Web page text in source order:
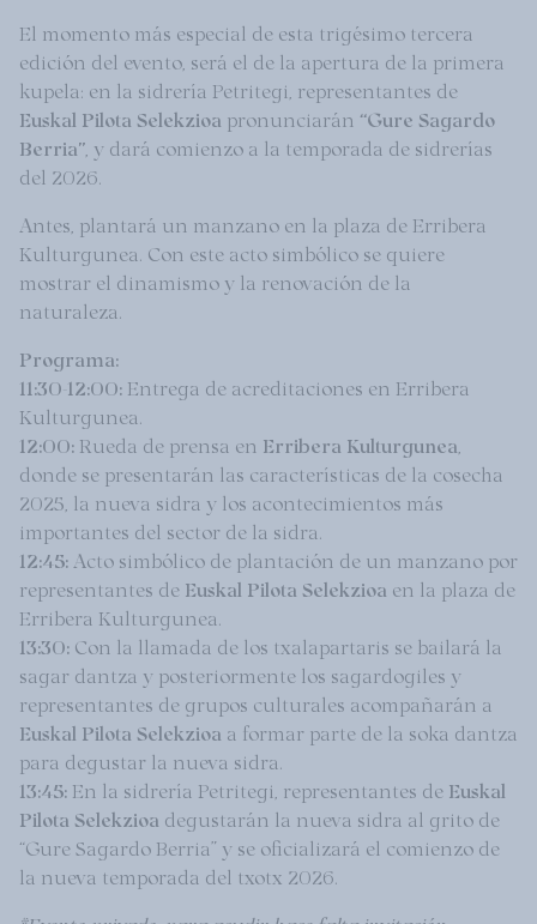
El momento más especial de esta trigésimo tercera
edición del evento, será el de la apertura de la primera
kupela: en la sidrería Petritegi, representantes de
Euskal Pilota Selekzioa pronunciarán “Gure Sagardo
Berria” , y dará comienzo a la temporada de sidrerías
del 2026.
Antes, plantará un manzano en la plaza de Erribera
Kulturgunea. Con este acto simbólico se quiere
mostrar el dinamismo y la renovación de la
naturaleza.
Programa:
11:30-12:00: Entrega de acreditaciones en Erribera
Kulturgunea.
12:00: Rueda de prensa en Erribera Kulturgunea
donde se presentarán las características de la cosecha
2025, la nueva sidra y los acontecimientos más
importantes del sector de la sidra.
12:45: Acto simbólico de plantación de un manzano por
representantes de Euskal Pilota Selekzioa en la plaza de
Erribera Kulturgunea.
13:30: Con la llamada de los txalapartaris se bailará la
sagar dantza y posteriormente los sagardogiles y
representantes de grupos culturales acompañarán a
Euskal Pilota Selekzioa a formar parte de la soka dantza
para degustar la nueva sidra.
13:45: En la sidrería Petritegi, representantes de Euskal
Pilota Selekzioa degustarán la nueva sidra al grito de
“Gure Sagardo Berria” y se oficializará el comienzo de
la nueva temporada del txotx 2026.